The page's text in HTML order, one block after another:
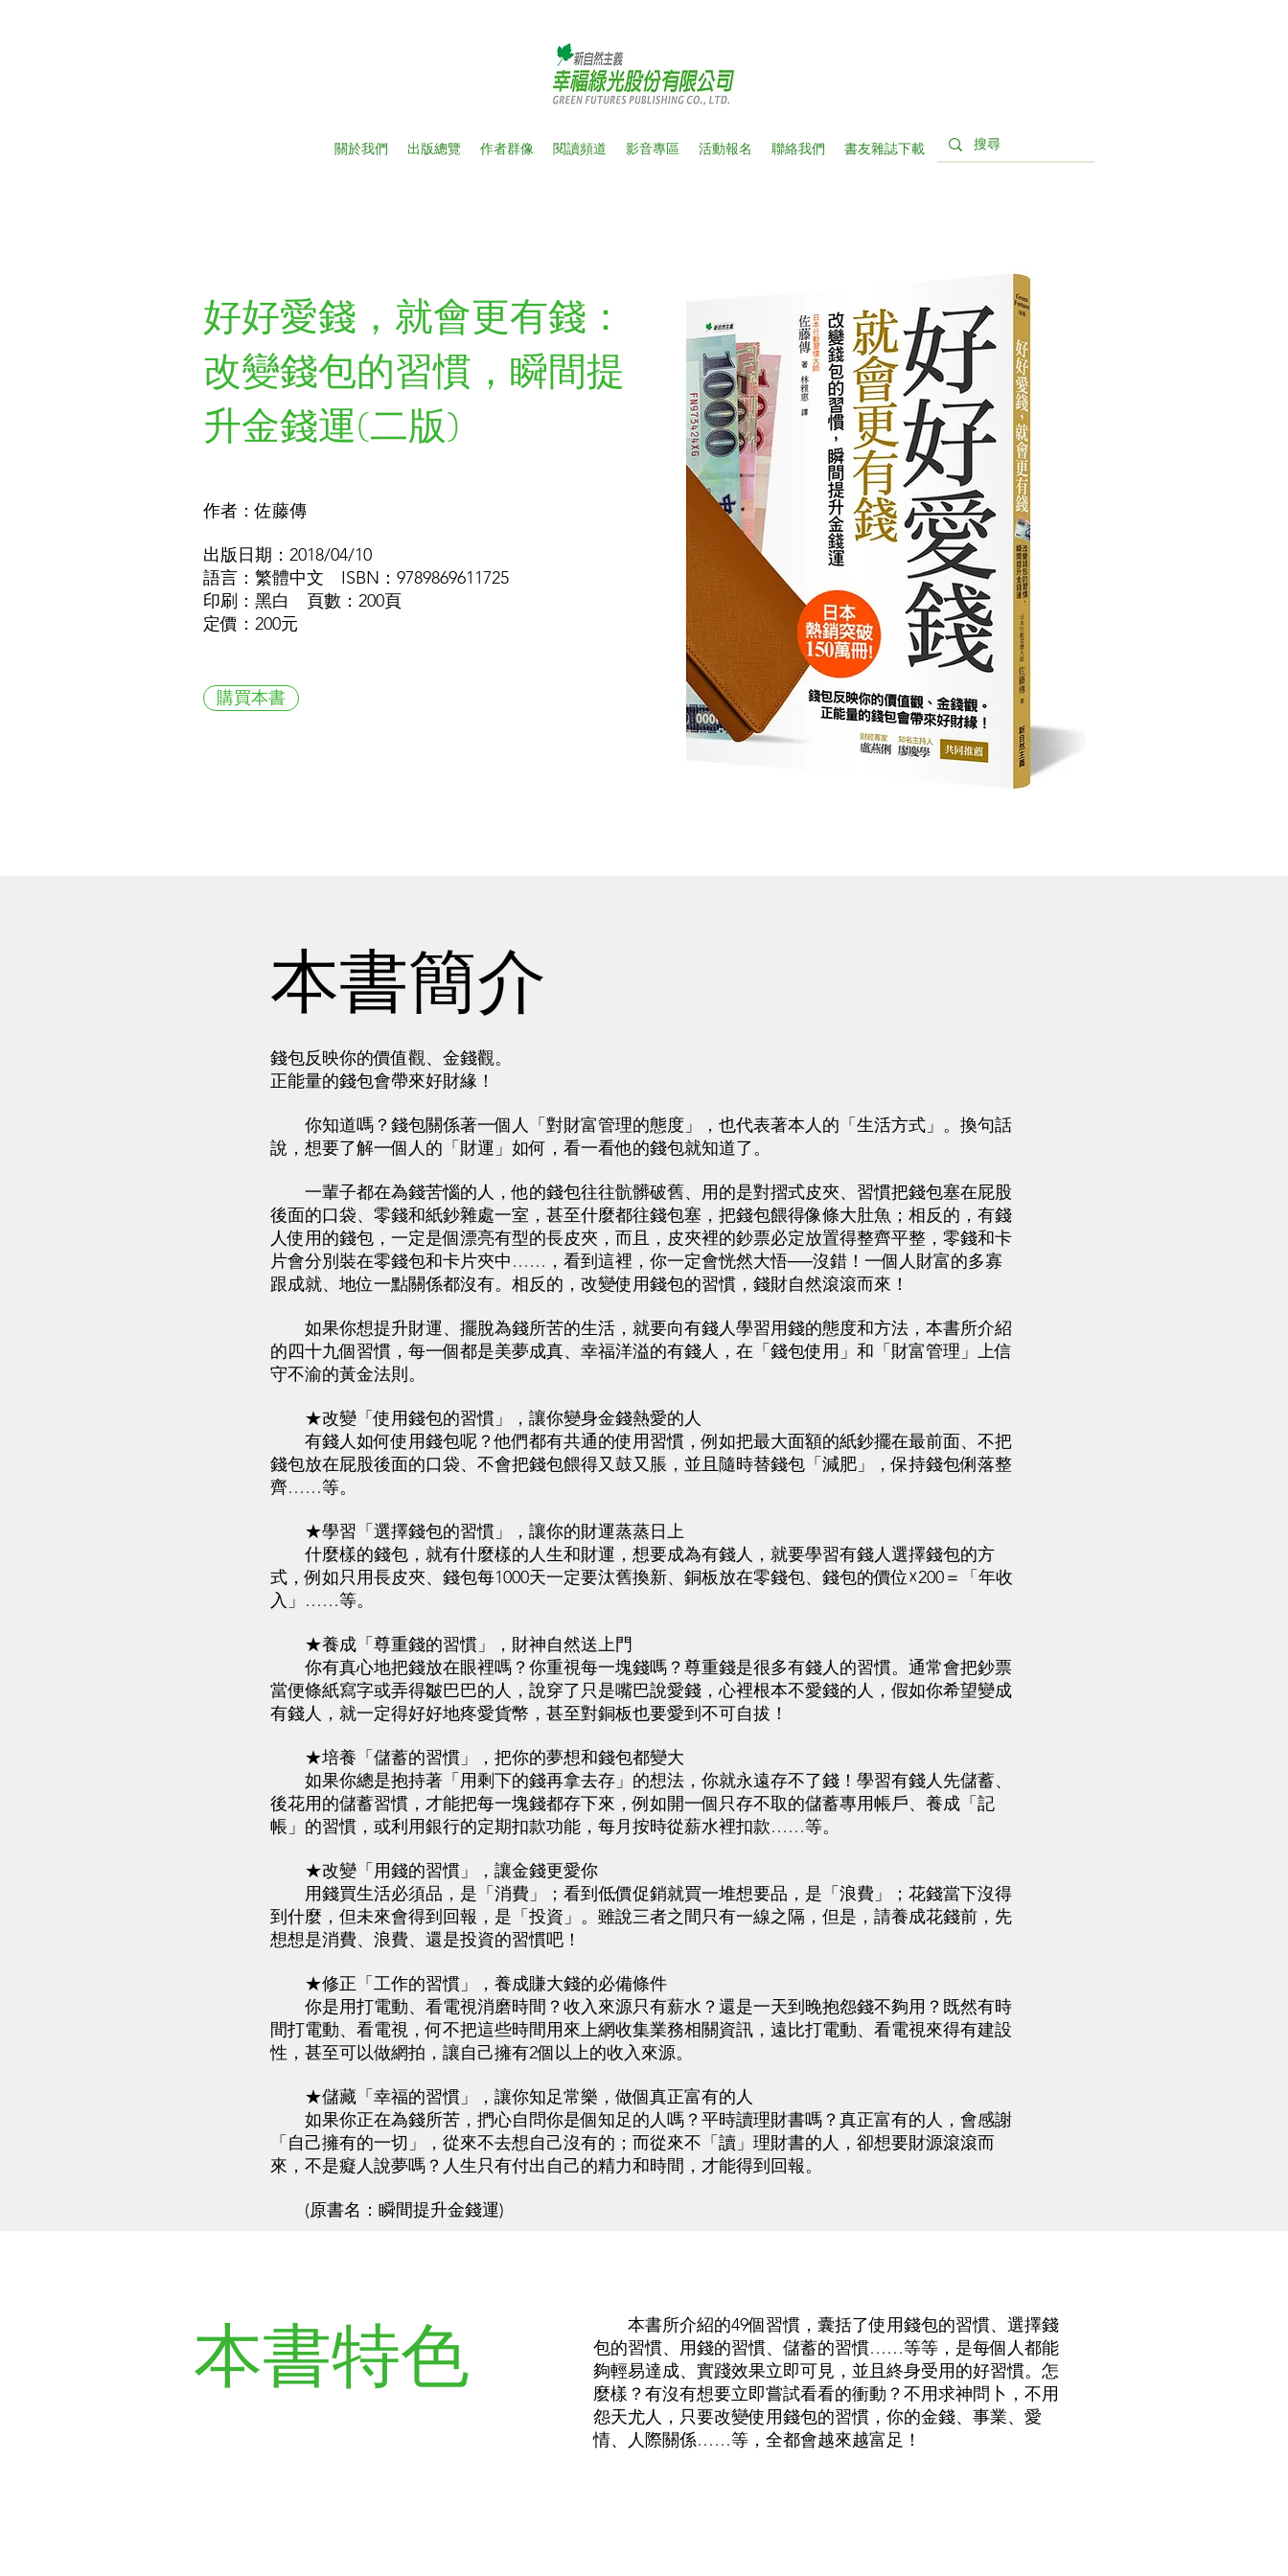
關於我們 出版總覽 作者群像 閱讀頻道 影音專區 活動報名 聯絡我們 書友雜誌下載
好好愛錢，就會更有錢：
改變錢包的習慣，瞬間提
升金錢運(二版)
作者：佐藤傳
出版日期：2018/04/10
語言：繁體中文 ISBN：9789869611725
印刷：黑白 頁數：200頁
定價：200元
購買本書
本書簡介
錢包反映你的價值觀、金錢觀。
正能量的錢包會帶來好財緣！
你知道嗎？錢包關係著一個人「對財富管理的態度」，也代表著本人的「生活方式」。換句話
說，想要了解一個人的「財運」如何，看一看他的錢包就知道了。
一輩子都在為錢苦惱的人，他的錢包往往骯髒破舊、用的是對摺式皮夾、習慣把錢包塞在屁股
後面的口袋、零錢和紙鈔雜處一室，甚至什麼都往錢包塞，把錢包餵得像條大肚魚；相反的，有錢
人使用的錢包，一定是個漂亮有型的長皮夾，而且，皮夾裡的鈔票必定放置得整齊平整，零錢和卡
片會分別裝在零錢包和卡片夾中……，看到這裡，你一定會恍然大悟──沒錯！一個人財富的多寡
跟成就、地位一點關係都沒有。相反的，改變使用錢包的習慣，錢財自然滾滾而來！
如果你想提升財運、擺脫為錢所苦的生活，就要向有錢人學習用錢的態度和方法，本書所介紹
的四十九個習慣，每一個都是美夢成真、幸福洋溢的有錢人，在「錢包使用」和「財富管理」上信
守不渝的黃金法則。
★改變「使用錢包的習慣」，讓你變身金錢熱愛的人
有錢人如何使用錢包呢？他們都有共通的使用習慣，例如把最大面額的紙鈔擺在最前面、不把
錢包放在屁股後面的口袋、不會把錢包餵得又鼓又脹，並且隨時替錢包「減肥」，保持錢包俐落整
齊……等。
★學習「選擇錢包的習慣」，讓你的財運蒸蒸日上
什麼樣的錢包，就有什麼樣的人生和財運，想要成為有錢人，就要學習有錢人選擇錢包的方
式，例如只用長皮夾、錢包每1000天一定要汰舊換新、銅板放在零錢包、錢包的價位☓200＝「年收
入」……等。
★養成「尊重錢的習慣」，財神自然送上門
你有真心地把錢放在眼裡嗎？你重視每一塊錢嗎？尊重錢是很多有錢人的習慣。通常會把鈔票
當便條紙寫字或弄得皺巴巴的人，說穿了只是嘴巴說愛錢，心裡根本不愛錢的人，假如你希望變成
有錢人，就一定得好好地疼愛貨幣，甚至對銅板也要愛到不可自拔！
★培養「儲蓄的習慣」，把你的夢想和錢包都變大
如果你總是抱持著「用剩下的錢再拿去存」的想法，你就永遠存不了錢！學習有錢人先儲蓄、
後花用的儲蓄習慣，才能把每一塊錢都存下來，例如開一個只存不取的儲蓄專用帳戶、養成「記
帳」的習慣，或利用銀行的定期扣款功能，每月按時從薪水裡扣款……等。
★改變「用錢的習慣」，讓金錢更愛你
用錢買生活必須品，是「消費」；看到低價促銷就買一堆想要品，是「浪費」；花錢當下沒得
到什麼，但未來會得到回報，是「投資」。雖說三者之間只有一線之隔，但是，請養成花錢前，先
想想是消費、浪費、還是投資的習慣吧！
★修正「工作的習慣」，養成賺大錢的必備條件
你是用打電動、看電視消磨時間？收入來源只有薪水？還是一天到晚抱怨錢不夠用？既然有時
間打電動、看電視，何不把這些時間用來上網收集業務相關資訊，遠比打電動、看電視來得有建設
性，甚至可以做網拍，讓自己擁有2個以上的收入來源。
★儲藏「幸福的習慣」，讓你知足常樂，做個真正富有的人
如果你正在為錢所苦，捫心自問你是個知足的人嗎？平時讀理財書嗎？真正富有的人，會感謝
「自己擁有的一切」，從來不去想自己沒有的；而從來不「讀」理財書的人，卻想要財源滾滾而
來，不是癡人說夢嗎？人生只有付出自己的精力和時間，才能得到回報。
(原書名：瞬間提升金錢運)
本書特色
本書所介紹的49個習慣，囊括了使用錢包的習慣、選擇錢
包的習慣、用錢的習慣、儲蓄的習慣……等等，是每個人都能
夠輕易達成、實踐效果立即可見，並且終身受用的好習慣。怎
麼樣？有沒有想要立即嘗試看看的衝動？不用求神問卜，不用
怨天尤人，只要改變使用錢包的習慣，你的金錢、事業、愛
情、人際關係……等，全都會越來越富足！